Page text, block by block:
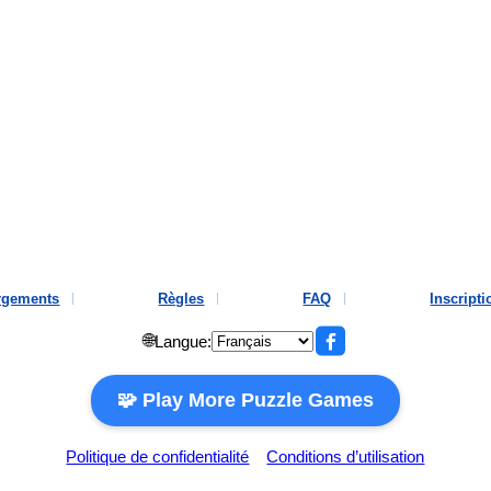
Règles FAQ
🌐Langue:
🧩 Play More Puzzle Games
Politique de confidentialité Conditions d’utilisation